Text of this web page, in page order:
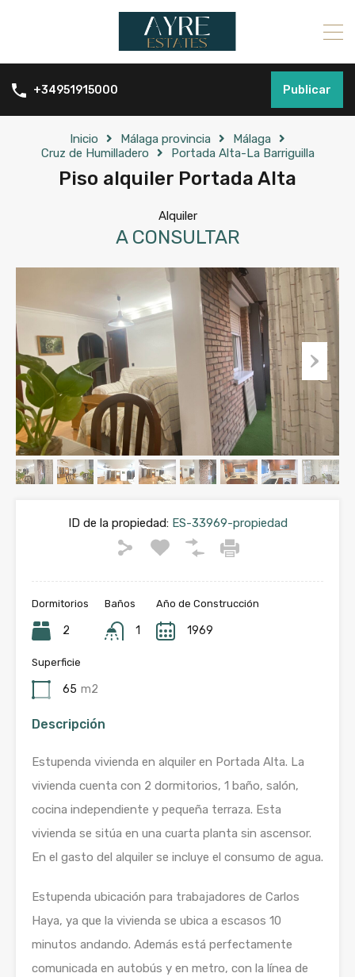
+34951915000 Publicar
Inicio Málaga provincia
Málaga
Cruz de Humilladero
Portada Alta-La Barriguilla
Piso alquiler Portada Alta
Alquiler
A CONSULTAR
ID de la propiedad:ES-33969-propiedad
Dormitorios
2
Baños
1
Año de Construcción
1969
Superficie
65 m2
Descripción
Estupenda vivienda en alquiler en Portada Alta. La
vivienda cuenta con 2 dormitorios, 1 baño, salón,
cocina independiente y pequeña terraza. Esta
vivienda se sitúa en una cuarta planta sin ascensor.
En el gasto del alquiler se incluye el consumo de agua.
Estupenda ubicación para trabajadores de Carlos
Haya, ya que la vivienda se ubica a escasos 10
minutos andando. Además está perfectamente
comunicada en autobús y en metro, con la línea de